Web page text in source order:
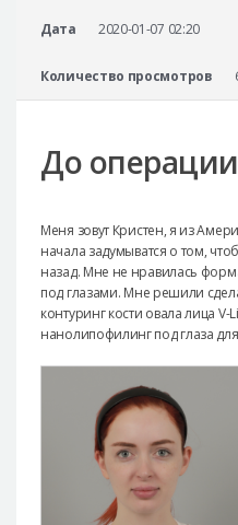
Дата 2020-01-07 02:20
Количество просмотров
До операции
Меня зовут Кристен, я из
начала задумыватся о том,
назад. Мне не нравилась
под глазами. Мне решили
контуринг кости овала лица V-
нанолипофилинг под глаза